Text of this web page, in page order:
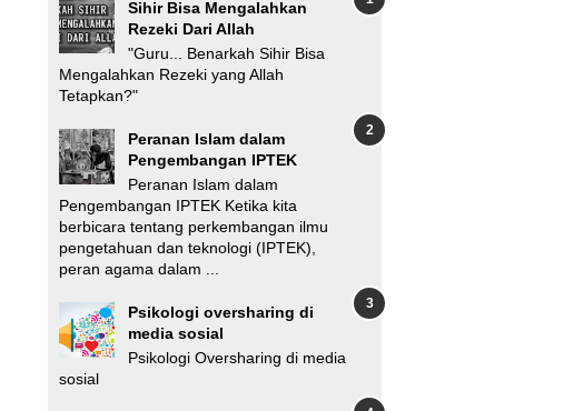
Sihir Bisa Mengalahkan
Rezeki Dari Allah
"Guru... Benarkah Sihir Bisa
Mengalahkan Rezeki yang Allah
Tetapkan?"
Peranan Islam dalam
Pengembangan IPTEK
Peranan Islam dalam
Pengembangan IPTEK Ketika kita
berbicara tentang perkembangan ilmu
pengetahuan dan teknologi (IPTEK),
peran agama dalam ...
Psikologi oversharing di
media sosial
Psikologi Oversharing di media
sosial